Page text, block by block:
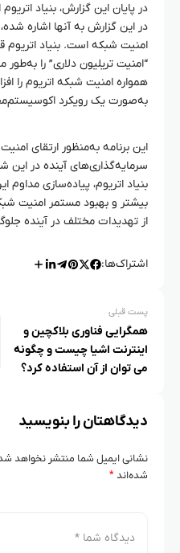
در پایان این گزارش، بنیاد
در این گزارش به آنها اشاره
امنیت شبکه است. بنیاد اتریوم
“امنیت تریلیون دلاری” را
همواره امنیت شبکه اتریوم را
به‌صورت یک رویکرد
این برنامه به‌منظور ارتقای
سرمایه‌گذاری‌های آینده در
بنیاد اتریوم، پیاده‌سازی
بیشتر و بهبود مستمر امنیت
از تهدیدات مختلف در آینده
اشتراک‌ها:
پست قبلی
همگرایی فناوری بلاکچین و
اینترنت اشیا چیست و چگونه
می‌ توان از آن استفاده کرد؟
دیدگاهتان را بنویسید
نشانی ایمیل شما منتشر نخواهد
شده‌اند*